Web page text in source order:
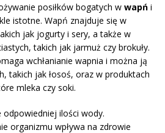
posiłków bogatych w wapń i
istotne. Wapń znajduje się w
jak jogurty i sery, a także w
takich jak jarmuż czy brokuły.
wchłanianie wapnia i można ją
takich jak łosoś, oraz w produktach
mleka czy soki.
ilości wody.
organizmu wpływa na zdrowie